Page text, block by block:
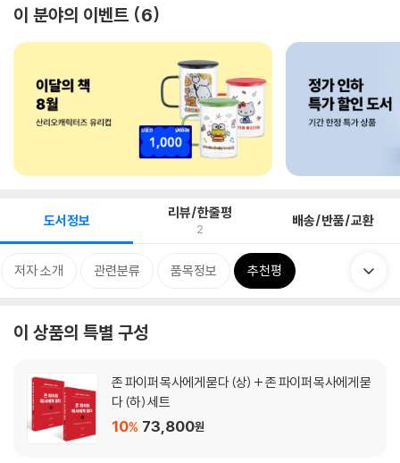
이 분야의 이벤트 6
도서정보 리뷰/한줄평
2 배송/반품/교환
저자 소개 관련분류 품목정보 추천평
이 상품의 특별 구성
존 파이퍼 목사에게 묻다 (상) + 존 파이퍼 목사에게 묻
다 (하) 세트
10% 73,800원